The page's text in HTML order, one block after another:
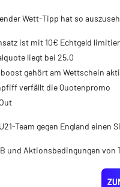
Wett-Tipp hat so
ist mit 10€ Echtgeld
liegt bei 25.0
gehört am Wettschein
verfällt die Quotenpromo
Team gegen England
und Aktionsbedingungen von